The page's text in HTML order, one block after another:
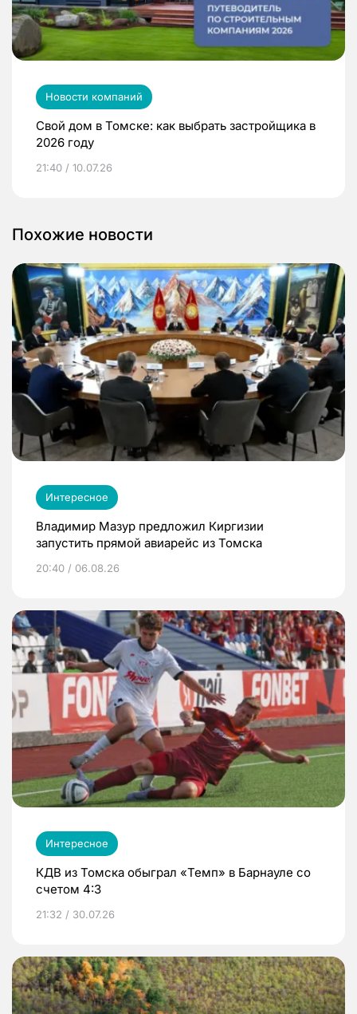
Новости компаний
Свой дом в Томске: как выбрать застройщика в
2026 году
21:40 / 10.07.26
Похожие новости
Интересное
Владимир Мазур предложил Киргизии
запустить прямой авиарейс из Томска
20:40 / 06.08.26
Интересное
КДВ из Томска обыграл «Темп» в Барнауле со
счетом 4:3
21:32 / 30.07.26